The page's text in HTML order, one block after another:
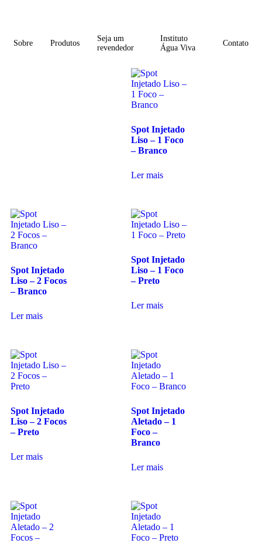
Sobre Produtos
Seja um
revendedor
Instituto
Água Viva
Contato
Spot Injetado
Liso – 1 Foco
– Branco
Ler mais
Spot Injetado
Liso – 2 Focos
– Branco
Ler mais
Spot Injetado
Liso – 1 Foco
– Preto
Ler mais
Spot Injetado
Liso – 2 Focos
– Preto
Ler mais
Spot Injetado
Aletado – 1
Foco –
Branco
Ler mais